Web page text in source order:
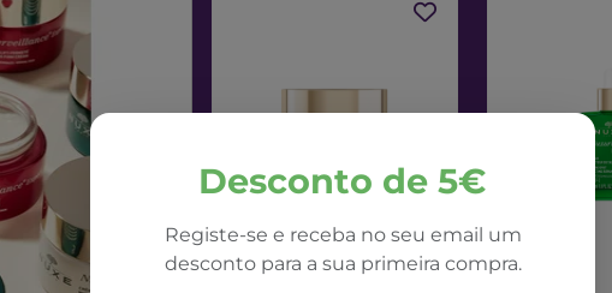
Desconto de 5€
Registe-se e receba no seu email um
desconto para a sua primeira compra.
NUXE